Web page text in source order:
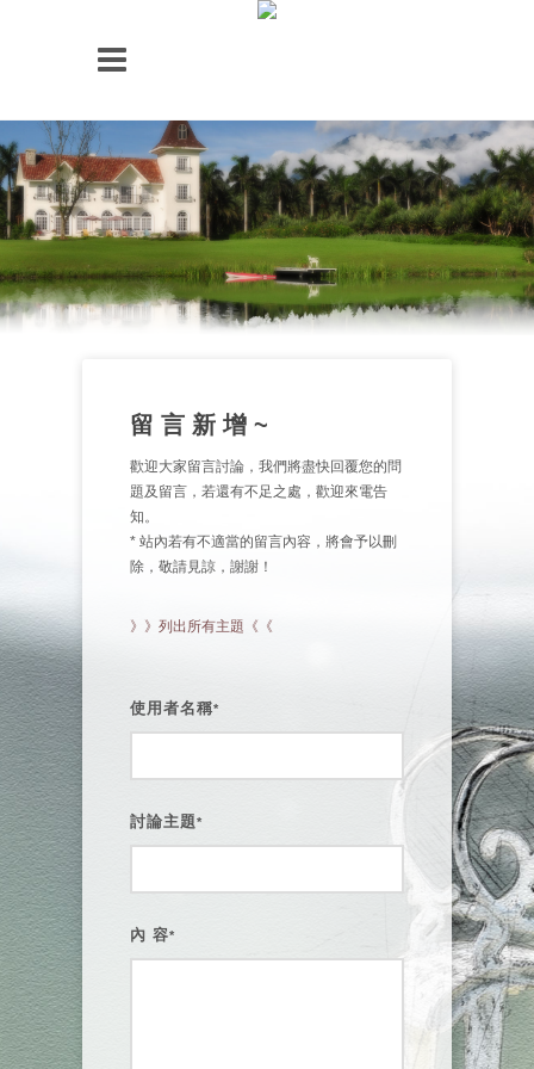
留 言 新 增 ~
歡迎大家留言討論，我們將盡快回覆您的問
題及留言，若還有不足之處，歡迎來電告
知。
* 站內若有不適當的留言內容，將會予以刪
除，敬請見諒，謝謝！
》》列出所有主題《《
使用者名稱*
討論主題*
內 容*